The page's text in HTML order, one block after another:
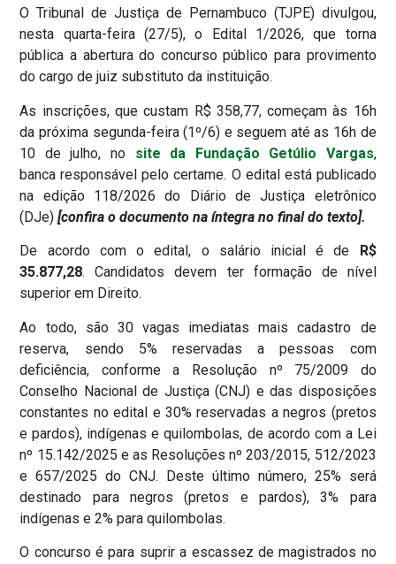
O Tribunal de Justiça de Pernambuco (TJPE) divulgou,
nesta quarta-feira (27/5), o Edital 1/2026, que torna
pública a abertura do concurso público para provimento
do cargo de juiz substituto da instituição.
As inscrições, que custam R$ 358,77, começam às 16h
da próxima segunda-feira (1º/6) e seguem até as 16h de
10 de julho, no site da Fundação Getúlio Vargas,
banca responsável pelo certame. O edital está publicado
na edição 118/2026 do Diário de Justiça eletrônico
(DJe) [confira o documento na íntegra no final do texto].
De acordo com o edital, o salário inicial é de R$
35.877,28. Candidatos devem ter formação de nível
superior em Direito.
Ao todo, são 30 vagas imediatas mais cadastro de
reserva, sendo 5% reservadas a pessoas com
deficiência, conforme a Resolução nº 75/2009 do
Conselho Nacional de Justiça (CNJ) e das disposições
constantes no edital e 30% reservadas a negros (pretos
e pardos), indígenas e quilombolas, de acordo com a Lei
nº 15.142/2025 e as Resoluções nº 203/2015, 512/2023
e 657/2025 do CNJ. Deste último número, 25% será
destinado para negros (pretos e pardos), 3% para
indígenas e 2% para quilombolas.
O concurso é para suprir a escassez de magistrados no